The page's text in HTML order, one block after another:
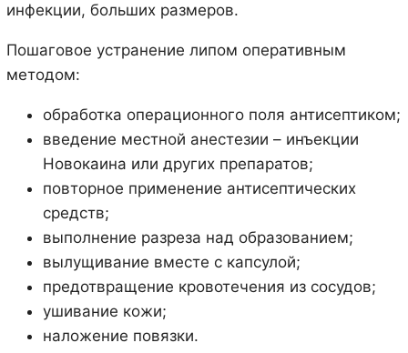
инфекции, больших размеров.
Пошаговое устранение липом оперативным
методом:
обработка операционного поля антисептиком;
введение местной анестезии – инъекции
Новокаина или других препаратов;
повторное применение антисептических
средств;
выполнение разреза над образованием;
вылущивание вместе с капсулой;
предотвращение кровотечения из сосудов;
ушивание кожи;
наложение повязки.